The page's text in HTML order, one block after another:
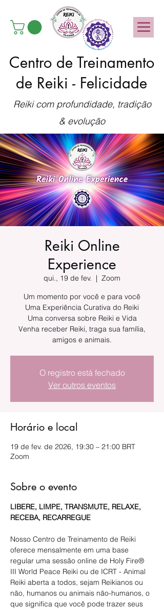
Centro de Treinamento
de Reiki - Felicidade
Reiki com profundidade, tradição
& evolução
Reiki Online
Experience
qui., 19 de fev.
  |
Zoom
Um momento por você e para você
Uma Experiência Curativa do Reiki
Uma conversa sobre Reiki e Vida
Venha receber Reiki, traga sua família,
amigos e animais.
O registro está fechado
Ver outros eventos
Horário e local
19 de fev. de 2026, 19:30 – 21:00 BRT
Zoom
Sobre o evento
LIBERE, LIMPE, TRANSMUTE, RELAXE,
RECEBA, RECARREGUE
Nosso Centro de Treinamento de Reiki
oferece mensalmente em uma base
regular uma sessão online de Holy Fire®
III World Peace Reiki ou de ICRT - Animal
Reiki aberta a todos, sejam Reikianos ou
não, humanos ou animais não-humanos, o
que significa que você pode trazer seus